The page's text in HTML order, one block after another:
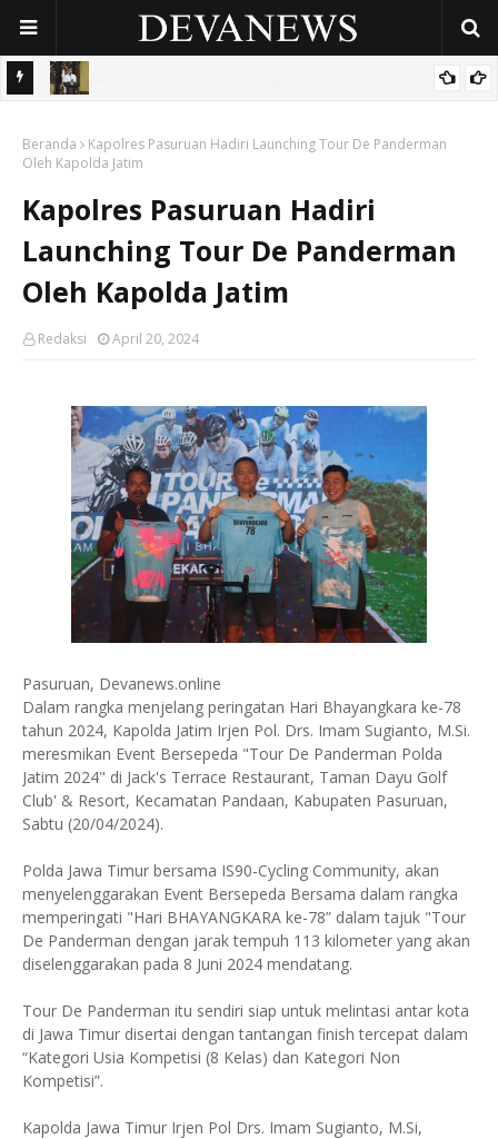
Tingkatkan Akuntabilitas Publik
Beranda
Kapolres Pasuruan Hadiri Launching Tour De Panderman
Oleh Kapolda Jatim
Kapolres Pasuruan Hadiri
Launching Tour De Panderman
Oleh Kapolda Jatim
Redaksi April 20, 2024
Pasuruan, Devanews.online
Dalam rangka menjelang peringatan Hari Bhayangkara ke-78
tahun 2024, Kapolda Jatim Irjen Pol. Drs. Imam Sugianto, M.Si.
meresmikan Event Bersepeda "Tour De Panderman Polda
Jatim 2024" di Jack's Terrace Restaurant, Taman Dayu Golf
Club' & Resort, Kecamatan Pandaan, Kabupaten Pasuruan,
Sabtu (20/04/2024).
Polda Jawa Timur bersama IS90-Cycling Community, akan
menyelenggarakan Event Bersepeda Bersama dalam rangka
memperingati "Hari BHAYANGKARA ke-78” dalam tajuk "Tour
De Panderman dengan jarak tempuh 113 kilometer yang akan
diselenggarakan pada 8 Juni 2024 mendatang.
Tour De Panderman itu sendiri siap untuk melintasi antar kota
di Jawa Timur disertai dengan tantangan finish tercepat dalam
“Kategori Usia Kompetisi (8 Kelas) dan Kategori Non
Kompetisi”.
Kapolda Jawa Timur Irjen Pol Drs. Imam Sugianto, M.Si,